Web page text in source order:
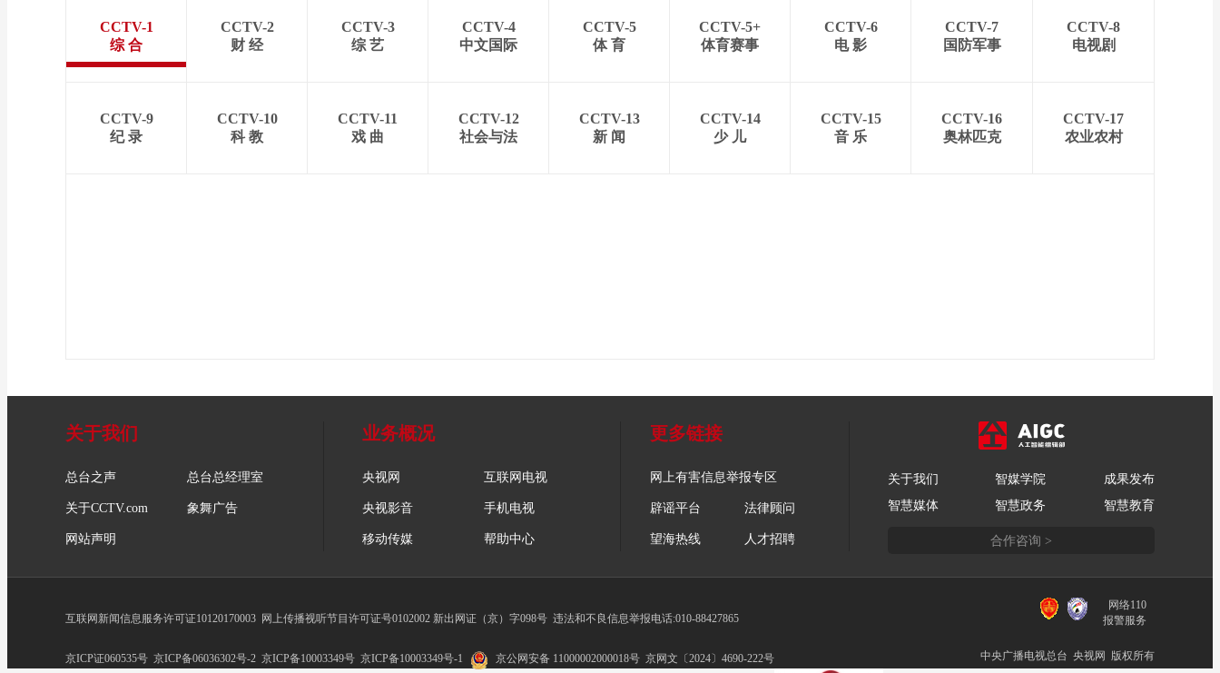
CCTV-1
综 合
CCTV-2
财 经
CCTV-3
综 艺
CCTV-4
中文国际
CCTV-5
体 育
CCTV-5+
体育赛事
CCTV-6
电 影
CCTV-7
国防军事
CCTV-8
电视剧
CCTV-9
纪 录
CCTV-10
科 教
CCTV-11
戏 曲
CCTV-12
社会与法
CCTV-13
新 闻
CCTV-14
少 儿
CCTV-15
音 乐
CCTV-16
奥林匹克
CCTV-17
农业农村
关于我们
总台之声 总台总经理室
关于CCTV.com 象舞广告
网站声明
业务概况
央视网 互联网电视
央视影音 手机电视
移动传媒 帮助中心
更多链接
网上有害信息举报专区
辟谣平台 法律顾问
望海热线 人才招聘
关于我们 智媒学院
成果发布
智慧媒体
智慧政务 智慧教育
合作咨询 >
互联网新闻信息服务许可证10120170003 网上传播视听节目许可证号0102002 新出网证（京）字098号 违法和不良信息举报电话:010-88427865
京ICP证060535号 京ICP备06036302号-2 京ICP备10003349号 京ICP备10003349号-1 京公网安备 11000002000018号 京网文〔2024〕4690-222号
网络110
报警服务
中央广播电视总台 央视网 版权所有